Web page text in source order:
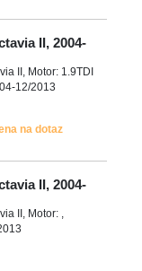
II, 2004-
II, Motor: 1.9TDI
12/2013
na dotaz
II, 2004-
II, Motor: ,